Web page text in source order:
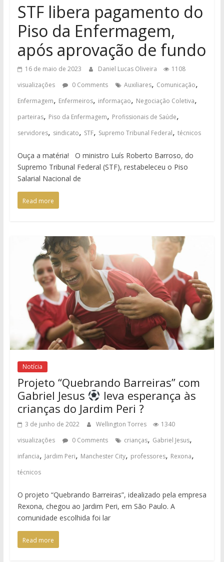
STF libera pagamento do
Piso da Enfermagem,
após aprovação de fundo
16 de maio de 2023 Daniel Lucas Oliveira
1108
visualizações
0 Comments Auxiliares, Comunicação,
Enfermagem, Enfermeiros, informaçao, Negociação Coletiva,
parteiras, Piso da Enfermagem, Profissionais de Saúde,
servidores, sindicato, STF, Supremo Tribunal Federal, técnicos
Ouça a matéria! O ministro Luís Roberto Barroso, do
Supremo Tribunal Federal (STF), restabeleceu o Piso
Salarial Nacional de
Read more
Notícia
Projeto “Quebrando Barreiras” com
Gabriel Jesus
leva esperança às
crianças do Jardim Peri ?
3 de junho de 2022 Wellington Torres
1340
visualizações
0 Comments crianças, Gabriel Jesus,
infancia, Jardim Peri, Manchester City, professores, Rexona,
técnicos
O projeto “Quebrando Barreiras”, idealizado pela empresa
Rexona, chegou ao Jardim Peri, em São Paulo. A
comunidade escolhida foi lar
Read more